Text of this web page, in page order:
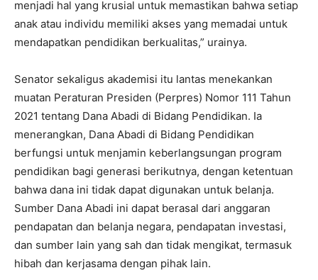
menjadi hal yang krusial untuk memastikan bahwa setiap
anak atau individu memiliki akses yang memadai untuk
mendapatkan pendidikan berkualitas,” urainya.
Senator sekaligus akademisi itu lantas menekankan
muatan Peraturan Presiden (Perpres) Nomor 111 Tahun
2021 tentang Dana Abadi di Bidang Pendidikan. Ia
menerangkan, Dana Abadi di Bidang Pendidikan
berfungsi untuk menjamin keberlangsungan program
pendidikan bagi generasi berikutnya, dengan ketentuan
bahwa dana ini tidak dapat digunakan untuk belanja.
Sumber Dana Abadi ini dapat berasal dari anggaran
pendapatan dan belanja negara, pendapatan investasi,
dan sumber lain yang sah dan tidak mengikat, termasuk
hibah dan kerjasama dengan pihak lain.